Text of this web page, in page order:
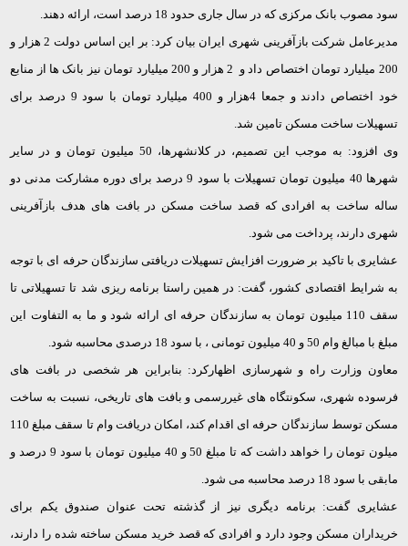
سود مصوب بانک مرکزی که در سال جاری حدود 18 درصد است، ارائه دهند.
مدیرعامل شرکت بازآفرینی شهری ایران بیان کرد: بر این اساس دولت 2 هزار و
200 میلیارد تومان اختصاص داد و 2 هزار و 200 میلیارد تومان نیز بانک ها از منابع
خود اختصاص دادند و جمعا 4هزار و 400 میلیارد تومان با سود 9 درصد برای
تسهیلات ساخت مسکن تامین شد.
وی افزود: به موجب این تصمیم، در کلانشهرها، 50 میلیون تومان و در سایر
شهرها 40 میلیون تومان تسهیلات با سود 9 درصد برای دوره مشارکت مدنی دو
ساله ساخت به افرادی که قصد ساخت مسکن در بافت های هدف بازآفرینی
شهری دارند، پرداخت می شود.
عشایری با تاکید بر ضرورت افزایش تسهیلات دریافتی سازندگان حرفه ای با توجه
به شرایط اقتصادی کشور، گفت: در همین راستا برنامه ریزی شد تا تسهیلاتی تا
سقف 110 میلیون تومان به سازندگان حرفه ای ارائه شود و ما به التفاوت این
مبلغ با مبالغ وام 50 و 40 میلیون تومانی ، با سود 18 درصدی محاسبه شود.
معاون وزارت راه و شهرسازی اظهارکرد: بنابراین هر شخصی در بافت های
فرسوده شهری، سکونتگاه های غیررسمی و بافت های تاریخی، نسبت به ساخت
مسکن توسط سازندگان حرفه ای اقدام کند، امکان دریافت وام تا سقف مبلغ 110
میلون تومان را خواهد داشت که تا مبلغ 50 و 40 میلیون تومان با سود 9 درصد و
مابقی با سود 18 درصد محاسبه می شود.
عشایری گفت: برنامه دیگری نیز از گذشته تحت عنوان صندوق یکم برای
خریداران مسکن وجود دارد و افرادی که قصد خرید مسکن ساخته شده را دارند،